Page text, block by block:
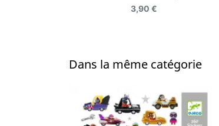
3,90 €
Dans la même catégorie